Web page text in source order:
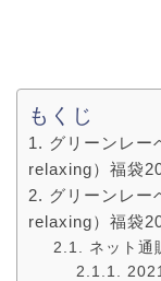
もくじ
グリーンレー
relaxing）福袋
グリーンレー
relaxing）福袋
ネット通